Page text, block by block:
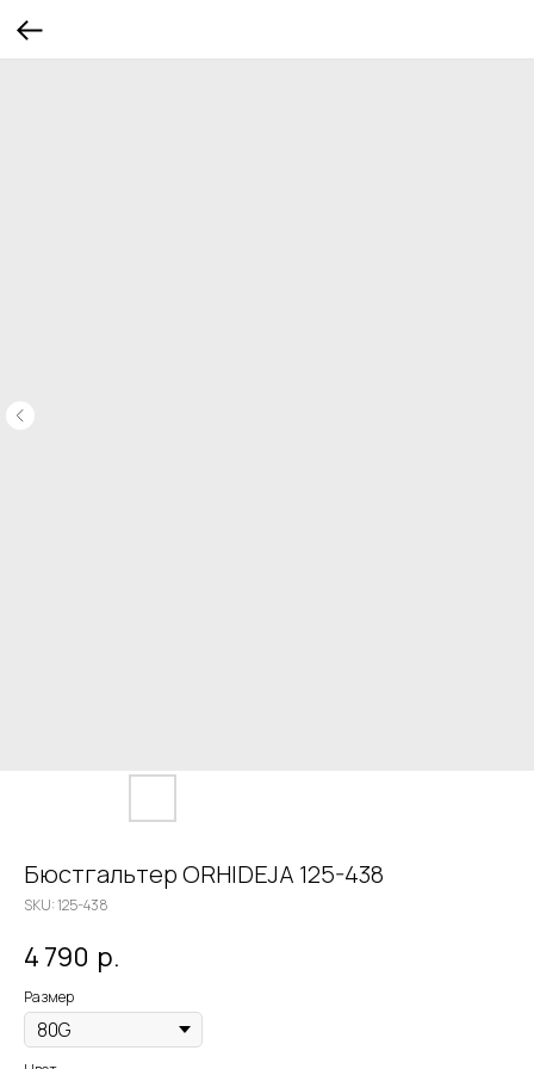
Бюстгальтер ORHIDEJA 125-438
SKU:125-438
4 790 р.
Размер